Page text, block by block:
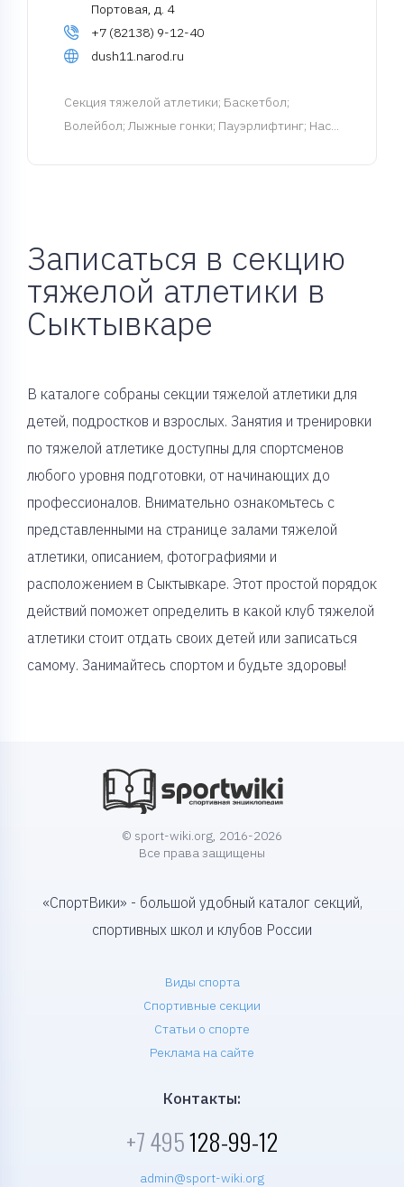
Портовая, д. 4
+7 (82138) 9-12-40
dush11.narod.ru
Cекция тяжелой атлетики; Баскетбол;
Волейбол; Лыжные гонки; Пауэрлифтинг; Нас...
Записаться в секцию
тяжелой атлетики в
Сыктывкаре
В каталоге собраны секции тяжелой атлетики для
детей, подростков и взрослых. Занятия и тренировки
по тяжелой атлетике доступны для спортсменов
любого уровня подготовки, от начинающих до
профессионалов. Внимательно ознакомьтесь с
представленными на странице залами тяжелой
атлетики, описанием, фотографиями и
расположением в Сыктывкаре. Этот простой порядок
действий поможет определить в какой клуб тяжелой
атлетики стоит отдать своих детей или записаться
самому. Занимайтесь спортом и будьте здоровы!
© sport-wiki.org, 2016-2026
Все права защищены
«СпортВики» - большой удобный каталог секций,
спортивных школ и клубов России
Виды спорта
Спортивные секции
Статьи о спорте
Реклама на сайте
Контакты:
+7 495128-99-12
admin@sport-wiki.org